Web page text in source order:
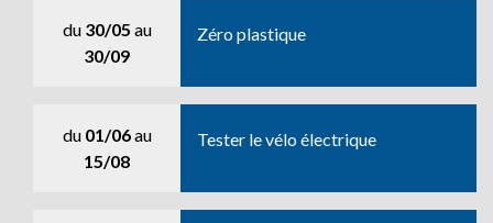
du 30/05 au
30/09
Zéro plastique
du 01/06au
15/08
Tester le vélo électrique